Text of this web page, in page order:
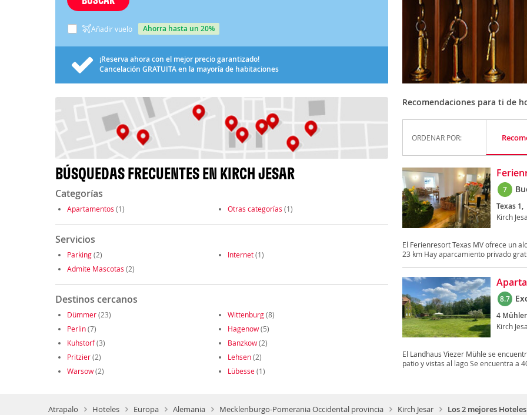
Añadir vuelo ahorra hasta un 20%
¡Reserva ahora con el mejor precio garantizado!
Cancelación GRATUITAen la mayoría de habitaciones
BÚSQUEDAS FRECUENTES EN KIRCH JESAR
Categorías
Apartamentos (1) Otras categorías (1)
Servicios
Parking(2) Internet(1)
Admite Mascotas (2)
Destinos cercanos
Dümmer(23) Wittenburg(8)
Perlin(7) Hagenow(5)
Kuhstorf(3) Banzkow(2)
Pritzier(2) Lehsen(2)
Warsow(2) Lübesse(1)
Recomendaciones para ti de
ORDENAR POR:
7
Texas 1,
Kirch
El Ferienresort Texas MV ofrece un
23 km Hay aparcamiento privado
8.7
4
Kirch
El Landhaus Viezer Mühle se
patio y vistas al lago Se encuentra a
Atrapalo Hoteles Europa Alemania Mecklenburgo-Pomerania Occidental provincia Kirch Jesar Los 2 mejores